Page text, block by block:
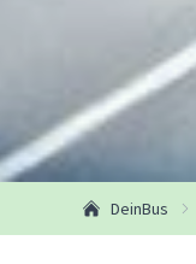
DeinBus